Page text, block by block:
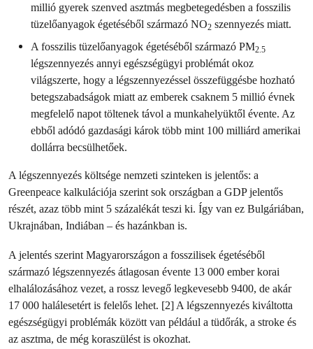
millió gyerek szenved asztmás megbetegedésben a fosszilis
tüzelőanyagok égetéséből származó NO2 szennyezés miatt.
A fosszilis tüzelőanyagok égetéséből származó PM2.5
légszennyezés annyi egészségügyi problémát okoz
világszerte, hogy a légszennyezéssel összefüggésbe hozható
betegszabadságok miatt az emberek csaknem 5 millió évnek
megfelelő napot töltenek távol a munkahelyüktől évente. Az
ebből adódó gazdasági károk több mint 100 milliárd amerikai
dollárra becsülhetőek.
A légszennyezés költsége nemzeti szinteken is jelentős: a
Greenpeace kalkulációja szerint sok országban a GDP jelentős
részét, azaz több mint 5 százalékát teszi ki. Így van ez Bulgáriában,
Ukrajnában, Indiában – és hazánkban is.
A jelentés szerint Magyarországon a fosszilisek égetéséből
származó légszennyezés átlagosan évente 13 000 ember korai
elhalálozásához vezet, a rossz levegő legkevesebb 9400, de akár
17 000 halálesetért is felelős lehet. [2] A légszennyezés kiváltotta
egészségügyi problémák között van például a tüdőrák, a stroke és
az asztma, de még koraszülést is okozhat.